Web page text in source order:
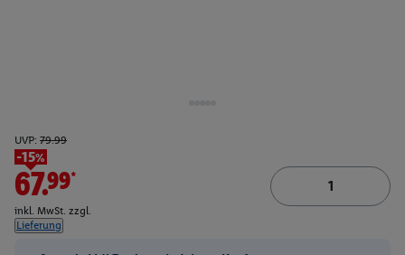
UVP: 79.99
-15%
67.99*
inkl. MwSt. zzgl.
Lieferung